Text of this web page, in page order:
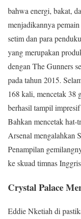
bahwa energi, bakat,
menjadikannya
setim dan para
yang merupakan
dengan The Gunners
pada tahun 2015.
168 kali, mencetak 38
berhasil tampil
Bahkan mencetak hat-
Arsenal mengalahkan
Penampilan
ke skuad timnas
Crystal Palace
Eddie Nketiah di